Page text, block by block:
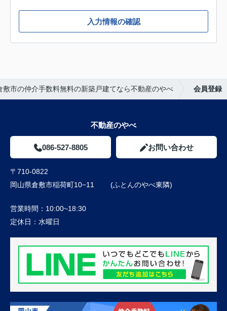
入力情報の確認
敷市の仲介手数料無料の新築戸建てなら不動産のやべ 会員登録
不動産のやべ
086-527-8805 お問い合わせ
〒710-0822
岡山県倉敷市稲荷町10−11 (ふとんのやべ東隣)
営業時間： 10:00~18:30
定休日： 水曜日